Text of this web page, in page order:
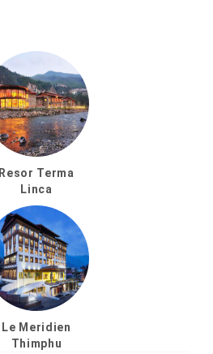
Resor Terma
Linca
Le Meridien
Thimphu